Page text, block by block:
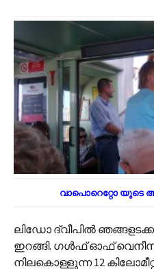
വാപൊറെറ്റോ യുടെ
ലിഡോ ദ്വീപിൽ
ഇറങ്ങി. ഗൾഫ് ഓഫ്
നിലകൊള്ളുന്ന 12